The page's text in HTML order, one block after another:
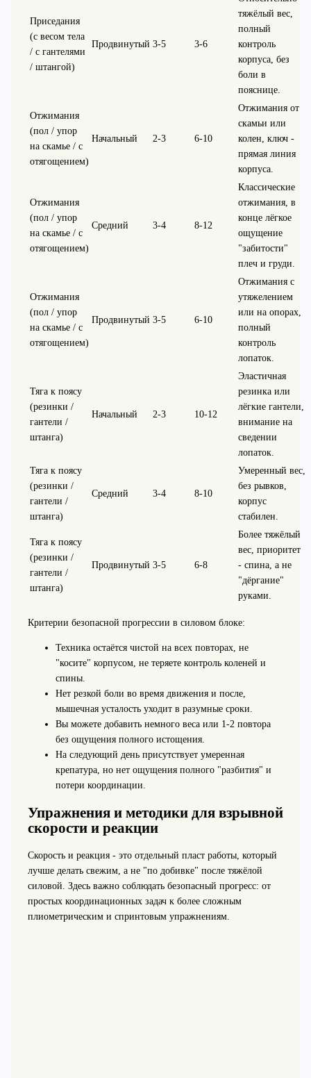
Приседания
(с весом тела
/ с гантелями
/ штангой)
Продвинутый 3-5 3-6
тяжёлый вес,
полный
контроль
корпуса, без
боли в
пояснице.
Отжимания
(пол / упор
на скамье / с
отягощением)
Начальный 2-3 6-10
Отжимания от
скамьи или
колен, ключ -
прямая линия
корпуса.
Отжимания
(пол / упор
на скамье / с
отягощением)
Средний 3-4 8-12
Классические
отжимания, в
конце лёгкое
ощущение
"забитости"
плеч и груди.
Отжимания
(пол / упор
на скамье / с
отягощением)
Продвинутый 3-5 6-10
Отжимания с
утяжелением
или на опорах,
полный
контроль
лопаток.
Тяга к поясу
(резинки /
гантели /
штанга)
Начальный 2-3 10-12
Эластичная
резинка или
лёгкие гантели,
внимание на
сведении
лопаток.
Тяга к поясу
(резинки /
гантели /
штанга)
Средний 3-4 8-10
Умеренный вес,
без рывков,
корпус
стабилен.
Тяга к поясу
(резинки /
гантели /
штанга)
Продвинутый 3-5 6-8
Более тяжёлый
вес, приоритет
- спина, а не
"дёргание"
руками.
Критерии безопасной прогрессии в силовом блоке:
Техника остаётся чистой на всех повторах, не
"косите" корпусом, не теряете контроль коленей и
спины.
Нет резкой боли во время движения и после,
мышечная усталость уходит в разумные сроки.
Вы можете добавить немного веса или 1-2 повтора
без ощущения полного истощения.
На следующий день присутствует умеренная
крепатура, но нет ощущения полного "разбития" и
потери координации.
Упражнения и методики для взрывной
скорости и реакции
Скорость и реакция - это отдельный пласт работы, который
лучше делать свежим, а не "по добивке" после тяжёлой
силовой. Здесь важно соблюдать безопасный прогресс: от
простых координационных задач к более сложным
плиометрическим и спринтовым упражнениям.